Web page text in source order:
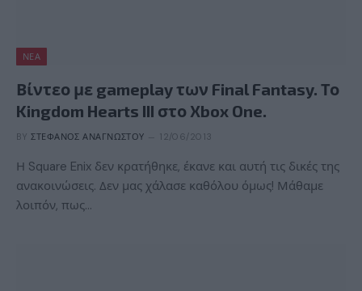
ΝΈΑ
Βίντεο με gameplay των Final Fantasy. Το
Kingdom Hearts III στο Xbox One.
BY ΣΤΈΦΑΝΟΣ ΑΝΑΓΝΏΣΤΟΥ 12/06/2013
Η Square Enix δεν κρατήθηκε, έκανε και αυτή τις δικές της
ανακοινώσεις. Δεν μας χάλασε καθόλου όμως! Μάθαμε
λοιπόν, πως…